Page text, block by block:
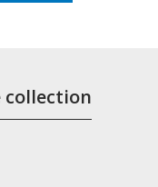
collection